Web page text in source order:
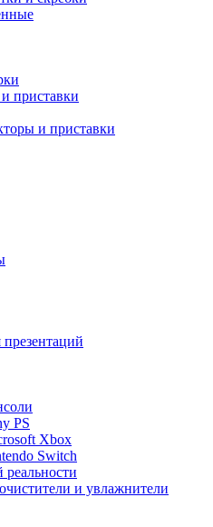
приставки
и приставки
PS
Xbox
Switch
и увлажнители